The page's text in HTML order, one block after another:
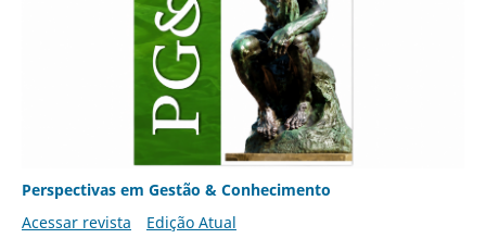
Perspectivas em Gestão & Conhecimento
Acessar revista
Edição Atual